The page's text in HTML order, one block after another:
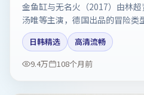
金鱼缸与无名火（2017）由林超
汤唯等主演，德国出品的冒险类
比例拿捏得当。剧情简介与主创
期以片方资料为准。
日韩精选
高清流畅
9.4万
108个月前